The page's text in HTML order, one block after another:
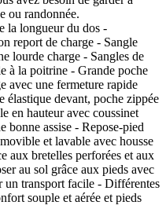
ou randonnée.
la longueur du dos -
report de charge - Sangle
lourde charge - Sangles de
à la poitrine - Grande poche
avec une fermeture rapide
élastique devant, poche zippée
en hauteur avec coussinet
bonne assise - Repose-pied
et lavable avec housse
aux bretelles perforées et aux
au sol grâce aux pieds avec
transport facile - Différentes
souple et aérée et pieds